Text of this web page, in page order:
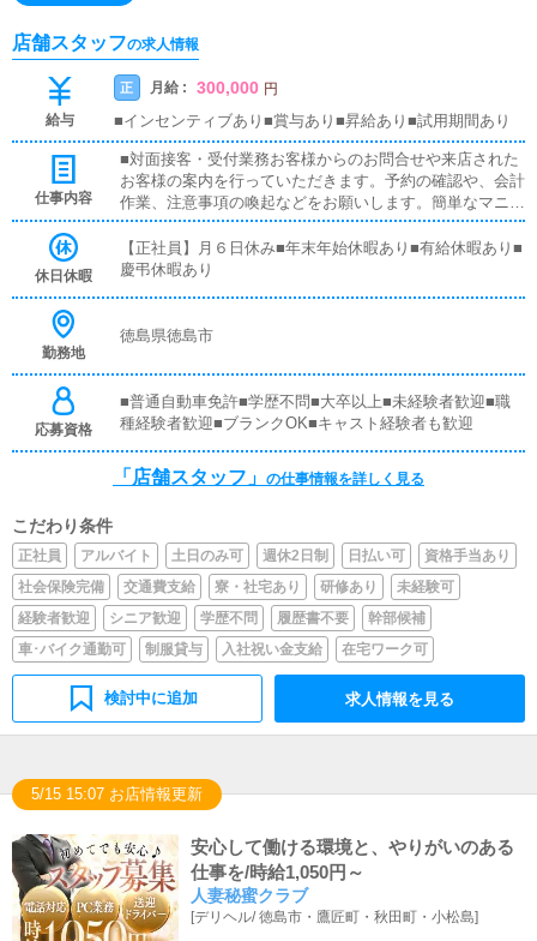
店舗スタッフの求人情報
給与
正 月給 : 300,000 円
■インセンティブあり■賞与あり■昇給あり■試用期間あり
仕事内容
■対面接客・受付業務お客様からのお問合せや来店された
お客様の案内を行っていただきます。予約の確認や、会計
作業、注意事項の喚起などをお願いします。簡単なマニュ
アルや、先輩スタッフに付いて業務内容を見ながら徐々に
覚えていただきますので、未経験の方でも安心して働けま
す。■PC更新業務ヘブンネットなど、ポータルサイト等の
はボタンを押すだけや、ブログの更新時に簡単に文字が入
きます。■清掃・備品管理お客様やキャストの方に快適に
お過ごしいただくため、店内の清掃や備品の管理・補充を
行っていただきます。
休日休暇
【正社員】月６日休み■年末年始休暇あり■有給休暇あり■
慶弔休暇あり
勤務地
徳島県徳島市
応募資格
■普通自動車免許■学歴不問■大卒以上■未経験者歓迎■職
種経験者歓迎■ブランクOK■キャスト経験者も歓迎
「店舗スタッフ」 の仕事情報を詳しく見る
こだわり条件
正社員 アルバイト 土日のみ可 週休2日制 日払い可
資格手当あり
社会保険完備
交通費支給 寮・社宅あり 研修あり
未経験可
経験者歓迎
シニア歓迎 学歴不問 履歴書不要
幹部候補
車･バイク通勤可
制服貸与 入社祝い金支給 在宅ワーク可
検討中に追加 求人情報を見る
5/15 15:07 お店情報更新
安心して働ける環境と、やりがいのある
仕事を/時給1,050円～
人妻秘蜜クラブ
[デリヘル/徳島市・鷹匠町・秋田町・小松島]